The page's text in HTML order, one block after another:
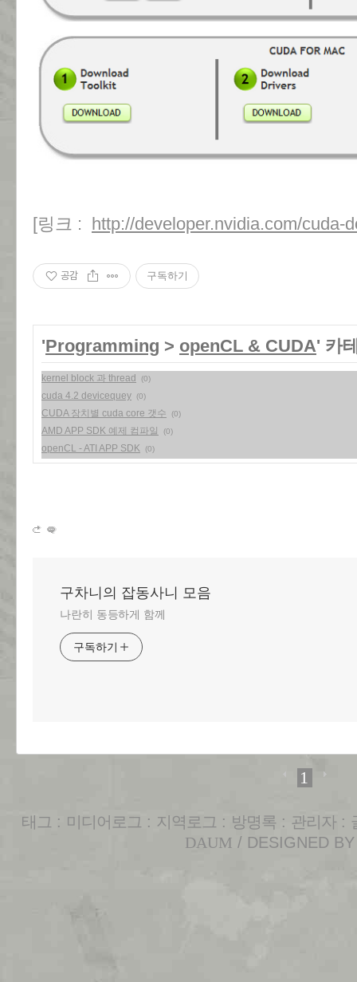
[링크 : http://developer.nvidia.com/cuda-
공감 구독하기
'Programming > openCL & CUDA' 카
kernel block 과 thread (0)
cuda 4.2 devicequey (0)
CUDA 장치별 cuda core 갯수 (0)
AMD APP SDK 예제 컴파일 (0)
openCL - ATI APP SDK (0)
구차니의 잡동사니 모음
나란히 동등하게 함께
구독하기
1
태그 : 미디어로그 : 지역로그 : 방명록 : 관리자 :
DAUM / DESIGNED